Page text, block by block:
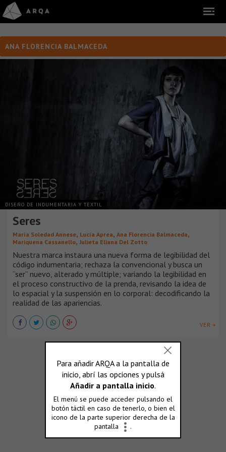
ANA FLORENCIA BALMACEDA
DISEÑO DE INDUMENTARIA Y TEXTIL
Seres
María Soledad Annese, Lucía Aprea, Ana Florencia Balmaceda,
Mariquena Cassanello, Julieta Eliana Del Zotto
Nuestra marca instaura una nueva forma de legibilidad del
código indumentaria; rechaza la convencional y busca un
“ser” nuevo, alterado y múltiple; variando la legibilidad en
el proceso constructivo de la prenda, revisando la idea de
lo espacial y la suspensión en lo corporal: decodificando la
realidad de las apariencias.
VER +